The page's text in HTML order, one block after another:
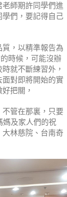
師期許同學們進
們，要記得自己
，以精準報告為
時候，可能沒辦
就不斷練習外，
對即將開始的實
把關，
管在那裏，只要
媽及家人們的祝
林慈院、台南奇